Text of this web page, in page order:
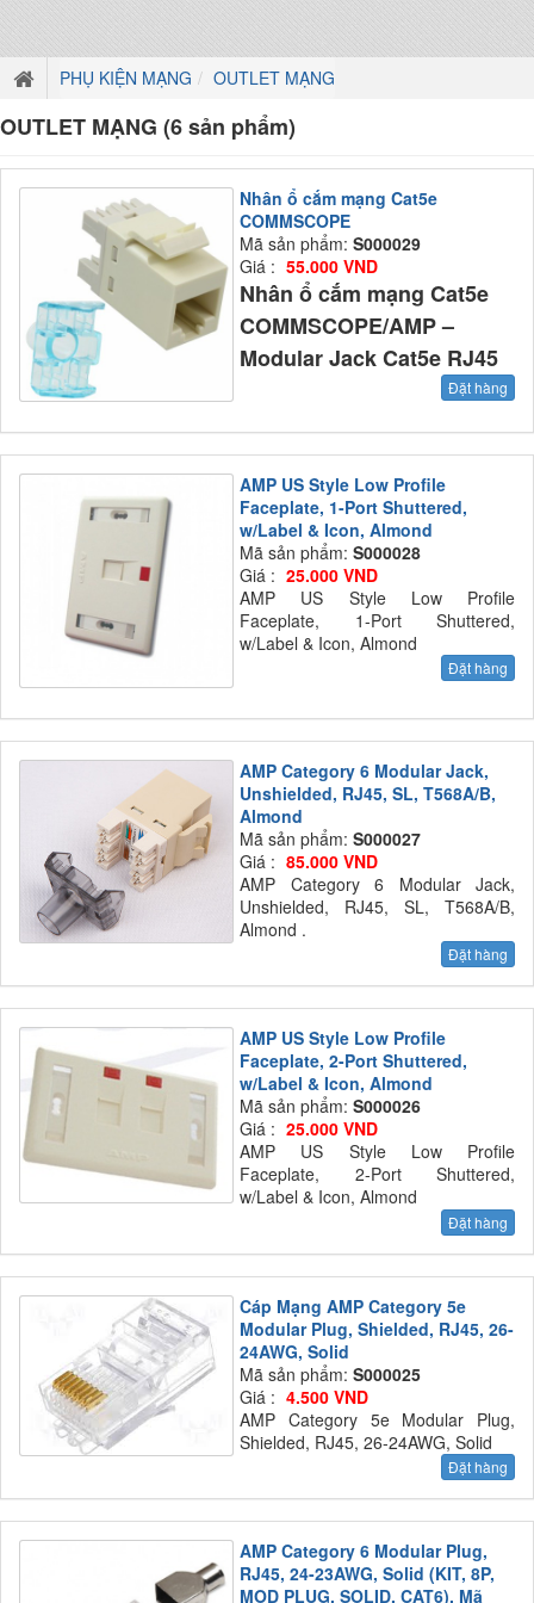
PHỤ KIỆN MẠNG OUTLET MẠNG
OUTLET MẠNG (6 sản phẩm)
Nhân ổ cắm mạng Cat5e
COMMSCOPE
Mã sản phẩm: S000029
Giá : 55.000 VND
Nhân ổ cắm mạng Cat5e
COMMSCOPE/AMP –
Modular Jack Cat5e RJ45
Đặt hàng
AMP US Style Low Profile
Faceplate, 1-Port Shuttered,
w/Label & Icon, Almond
Mã sản phẩm: S000028
Giá : 25.000 VND
AMP US Style Low Profile
Faceplate, 1-Port Shuttered,
w/Label & Icon, Almond
Đặt hàng
AMP Category 6 Modular Jack,
Unshielded, RJ45, SL, T568A/B,
Almond
Mã sản phẩm: S000027
Giá : 85.000 VND
AMP Category 6 Modular Jack,
Unshielded, RJ45, SL, T568A/B,
Almond .
Đặt hàng
AMP US Style Low Profile
Faceplate, 2-Port Shuttered,
w/Label & Icon, Almond
Mã sản phẩm: S000026
Giá : 25.000 VND
AMP US Style Low Profile
Faceplate, 2-Port Shuttered,
w/Label & Icon, Almond
Đặt hàng
Cáp Mạng AMP Category 5e
Modular Plug, Shielded, RJ45, 26-
24AWG, Solid
Mã sản phẩm: S000025
Giá : 4.500 VND
AMP Category 5e Modular Plug,
Shielded, RJ45, 26-24AWG, Solid
Đặt hàng
AMP Category 6 Modular Plug,
RJ45, 24-23AWG, Solid (KIT, 8P,
MOD PLUG, SOLID, CAT6). Mã